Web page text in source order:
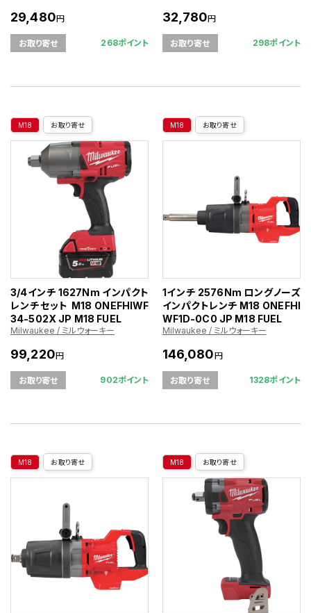
29,480円
お取り寄せ 268ポイント
32,780円
お取り寄せ 298ポイント
M18 お取り寄せ
3/4インチ 1627Nm インパクト
レンチセット M18 ONEFHIWF
34-502X JP M18 FUEL
Milwaukee / ミルウォーキー
99,220円
お取り寄せ 902ポイント
M18 お取り寄せ
1インチ 2576Nm ロングノーズ
インパクトレンチ M18 ONEFHI
WF1D-0C0 JP M18 FUEL
Milwaukee / ミルウォーキー
146,080円
お取り寄せ 1328ポイント
M18 お取り寄せ M18 お取り寄せ